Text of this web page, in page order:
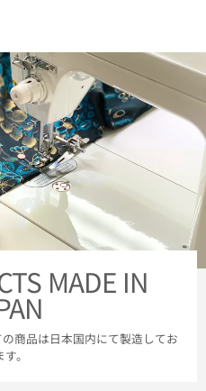
MADE IN
商品は日本国内にて製造してお
。